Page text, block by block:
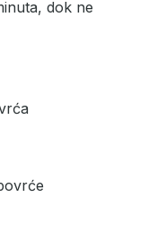
dok ne